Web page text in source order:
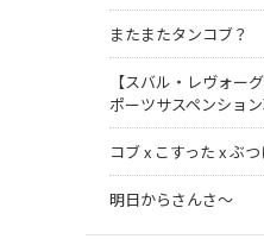
またまたタンコブ？
【スバル・レヴォー
ポーツサスペンション
コブ x こすった x ぶ
明日からさんさ〜